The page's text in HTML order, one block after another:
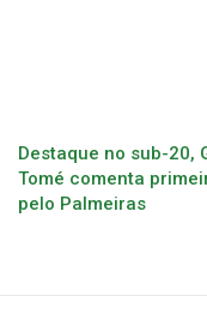
Destaque no sub-20,
Tomé comenta
pelo Palmeiras